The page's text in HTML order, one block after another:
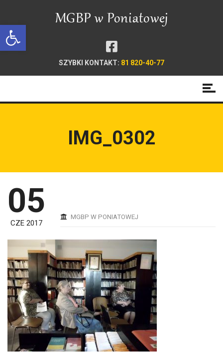
Open toolbar
SZYBKI KONTAKT: 81 820-40-77
IMG_0302
05
CZE 2017
MGBP W PONIATOWEJ